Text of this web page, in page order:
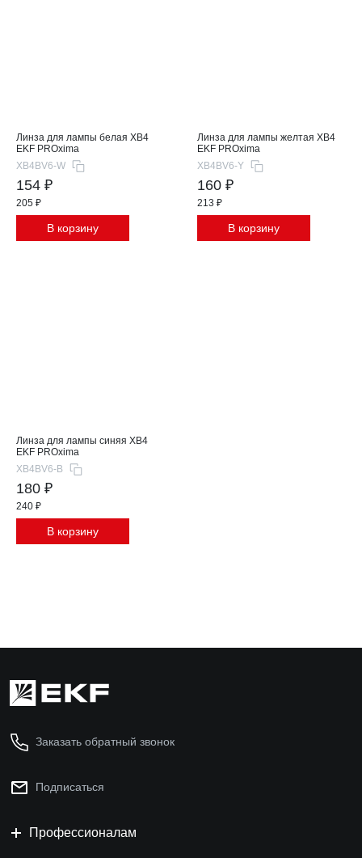
Линза для лампы белая XB4
EKF PROxima
XB4BV6-W
154 ₽
205 ₽
В корзину
Линза для лампы желтая XB4
EKF PROxima
XB4BV6-Y
160 ₽
213 ₽
В корзину
Линза для лампы синяя XB4
EKF PROxima
XB4BV6-B
180 ₽
240 ₽
В корзину
Заказать обратный звонок
Подписаться
Профессионалам